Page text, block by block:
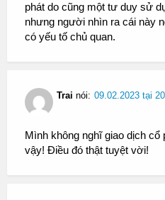
phát do cũng một tư duy sử
nhưng người nhìn ra cái này
có yếu tố chủ quan.
Trai nói: 09.02.2023 tại
Mình không nghĩ giao dịch cổ
vậy! Điều đó thật tuyệt vời!